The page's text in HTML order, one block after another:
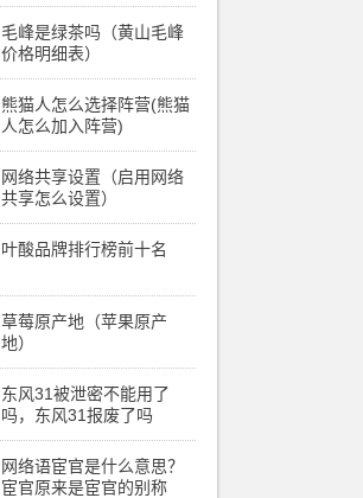
毛峰是绿茶吗（黄山毛峰
价格明细表）
熊猫人怎么选择阵营(熊猫
人怎么加入阵营)
网络共享设置（启用网络
共享怎么设置）
叶酸品牌排行榜前十名
草莓原产地（苹果原产
地）
东风31被泄密不能用了
吗，东风31报废了吗
网络语宦官是什么意思？
宦官原来是宦官的别称